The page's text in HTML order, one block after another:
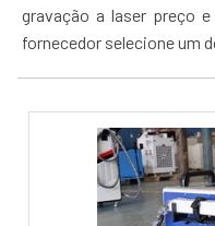
gravação a laser preço
fornecedor selecione um